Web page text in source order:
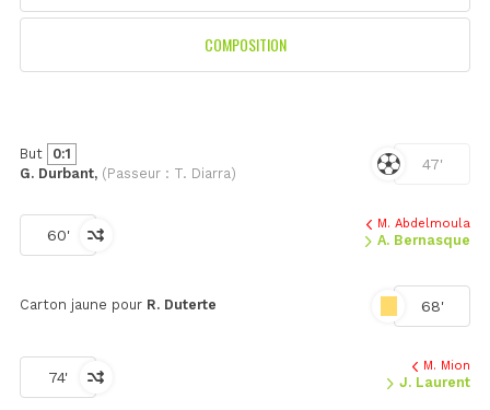
COMPOSITION
47'
But
0:1
G. Durbant, (Passeur : T. Diarra)
60'
M. Abdelmoula
A. Bernasque
68'
Carton jaune pour R. Duterte
74'
M. Mion
J. Laurent